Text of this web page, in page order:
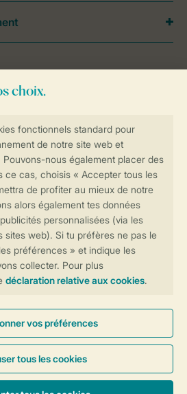
et préférences
rapides et sécurisées
des données
.
Privée Cookies et bannières